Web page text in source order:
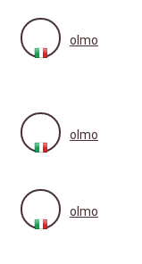
olmo
olmo
olmo